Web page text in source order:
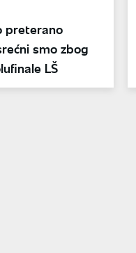
preterano
smo zbog
LŠ